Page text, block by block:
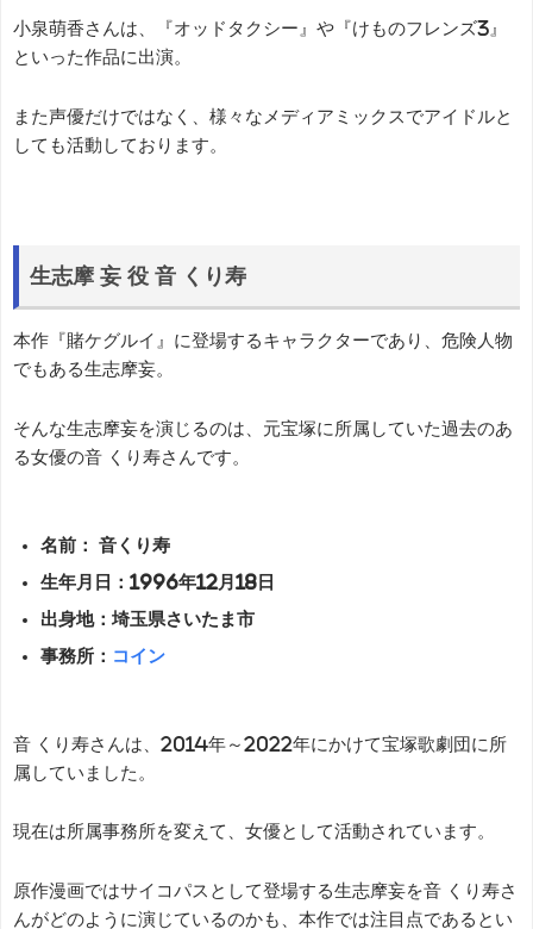
小泉萌香さんは、『オッドタクシー』や『けものフレンズ3』
といった作品に出演。
また声優だけではなく、様々なメディアミックスでアイドルと
しても活動しております。
生志摩 妄 役 音 くり寿
本作『賭ケグルイ』に登場するキャラクターであり、危険人物
でもある生志摩妄。
そんな生志摩妄を演じるのは、元宝塚に所属していた過去のあ
る女優の音 くり寿さんです。
名前： 音くり寿
生年月日：1996年12月18日
出身地：埼玉県さいたま市
事務所： コイン
音 くり寿さんは、2014年～2022年にかけて宝塚歌劇団に所
属していました。
現在は所属事務所を変えて、女優として活動されています。
原作漫画ではサイコパスとして登場する生志摩妄を音 くり寿さ
んがどのように演じているのかも、本作では注目点であるとい